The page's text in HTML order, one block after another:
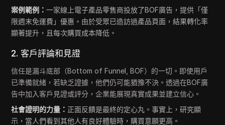
案例範例：一家線上電子產品零售商投放了BOF廣告，提供「僅
限週末免運費」優惠。由於受眾已造訪過產品頁面，結果轉化率
顯著提升，且每次購買成本降低。
2. 客戶評論和見證
信任是漏斗底部（Bottom of Funnel, BOF）的一切。即使用戶
已準備就緒，若缺乏證據，他們仍可能猶豫不決。透過在BOF廣
告中加入客戶見證或評分，企業能展現真實成果並建立信心。
社會證明的力量： 正面反饋是最終的定心丸。事實上，研究顯
示，當人們看到其他人有良好體驗時，購買意願更高。